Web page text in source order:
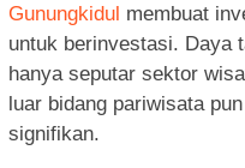
Gunungkidul membuat
untuk berinvestasi. Daya
hanya seputar sektor
luar bidang pariwisata
signifikan.